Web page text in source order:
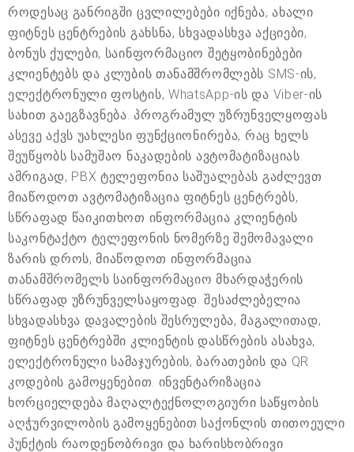
როდესაც განრიგში ცვლილებები იქნება, ახალი
ფიტნეს ცენტრების გახსნა, სხვადასხვა აქციები,
ბონუს ქულები, საინფორმაციო შეტყობინებები
კლიენტებს და კლუბის თანამშრომლებს SMS-ის,
ელექტრონული ფოსტის, WhatsApp-ის და Viber-ის
სახით გაეგზავნება. პროგრამულ უზრუნველყოფას
ასევე აქვს უახლესი ფუნქციონირება, რაც ხელს
შეუწყობს სამუშაო ნაკადების ავტომატიზაციას.
ამრიგად, PBX ტელეფონია საშუალებას გაძლევთ
მიაწოდოთ ავტომატიზაცია ფიტნეს ცენტრებს,
სწრაფად წაიკითხოთ ინფორმაცია კლიენტის
საკონტაქტო ტელეფონის ნომერზე შემომავალი
ზარის დროს, მიაწოდოთ ინფორმაცია
თანამშრომელს საინფორმაციო მხარდაჭერის
სწრაფად უზრუნველსაყოფად. შესაძლებელია
სხვადასხვა დავალების შესრულება, მაგალითად,
ფიტნეს ცენტრებში კლიენტის დასწრების ასახვა,
ელექტრონული სამაჯურების, ბარათების და QR
კოდების გამოყენებით. ინვენტარიზაცია
ხორციელდება მაღალტექნოლოგიური საწყობის
აღჭურვილობის გამოყენებით საქონლის თითოეული
პუნქტის რაოდენობრივი და ხარისხობრივი